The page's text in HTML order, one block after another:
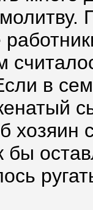
в
хозяин
бы